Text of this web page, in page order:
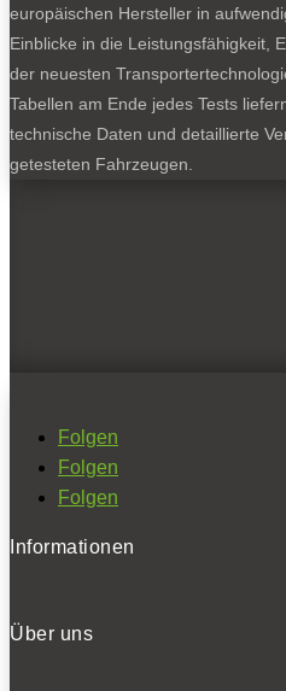
europäischen Hersteller in
Einblicke in die Leistungsfähigkeit,
der neuesten
Tabellen am Ende jedes Tests
technische Daten und detaillierte
getesteten Fahrzeugen.
Folgen
Folgen
Folgen
Informationen
Über uns